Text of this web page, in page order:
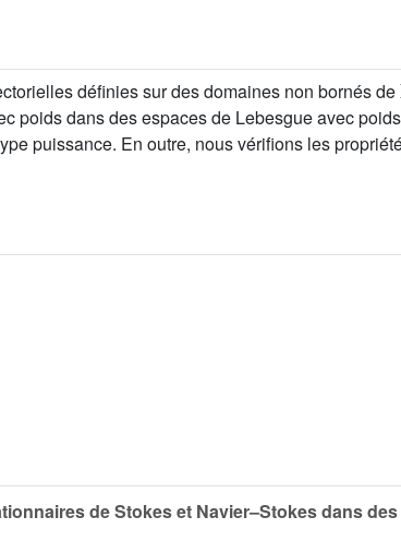
définies sur des domaines non bornés de
poids dans des espaces de Lebesgue avec
puissance. En outre, nous vérifions les
de Stokes et Navier–Stokes dans